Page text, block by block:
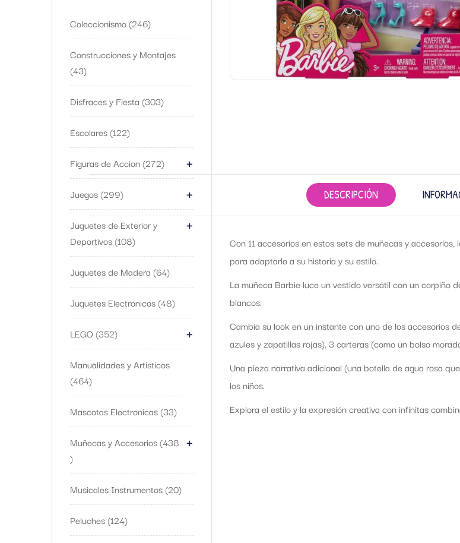
Coleccionismo 246
Construcciones y Montajes
43
Disfraces y Fiesta 303
Escolares 122
Figuras de Accion 272 +
Juegos 299 +
Juguetes de Exterior y
Deportivos 108
+
Juguetes de Madera 64
Juguetes Electronicos 48
LEGO 352 +
Manualidades y Artisticos
464
Mascotas Electronicas 33
Muñecas y Accesorios 438 +
Musicales Instrumentos 20
Peluches 124
DESCRIPCIÓN
Con 11 accesorios en estos sets de muñecas y
para adaptarlo a su historia y su estilo.
La muñeca Barbie luce un vestido versátil con un corpiño
blancos.
Cambia su look en un instante con uno de los accesorios
azules y zapatillas rojas), 3 carteras (como un bolso
Una pieza narrativa adicional (una botella de agua rosa
los niños.
Explora el estilo y la expresión creativa con infinitas